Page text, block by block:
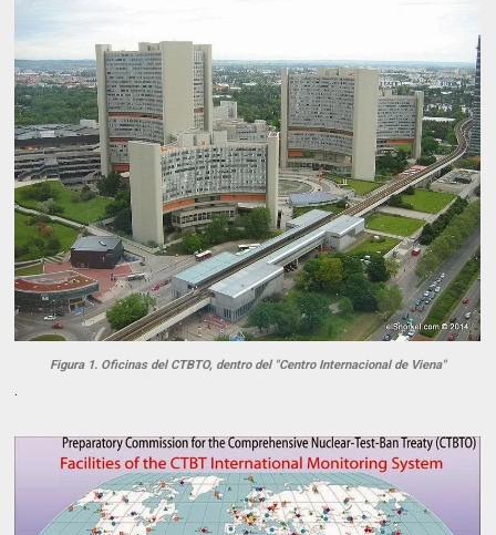
Figura 1. Oficinas del CTBTO, dentro del "Centro Internacional de Viena"
.